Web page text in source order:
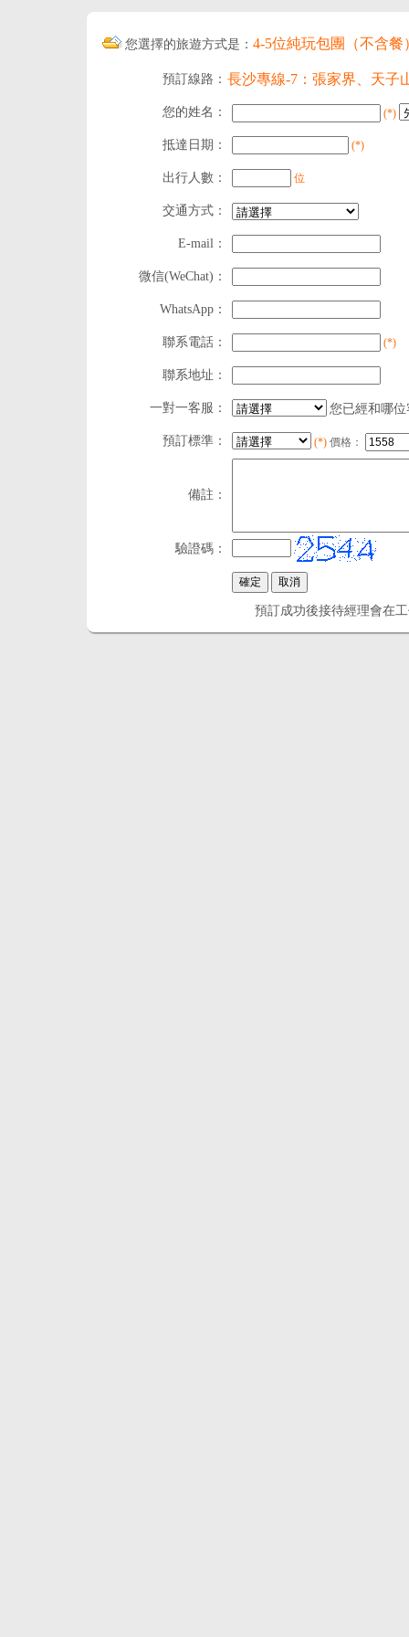
您選擇的旅遊方式是： 4-5位純玩包團（不含餐
預訂線路： 長沙專線-7：張家界、天子
您的姓名： (*)
抵達日期： (*)
出行人數： 位
交通方式：
E-mail：
微信(WeChat)：
WhatsApp：
聯系電話： (*)
聯系地址：
一對一客服： 您已經和哪
預訂標準： (*) 價格：
備註：
驗證碼：
預訂成功後接待經理會在